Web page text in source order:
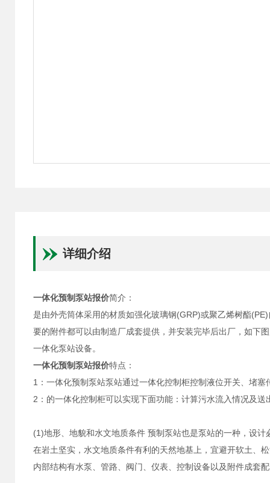
详细介绍
一体化预制泵站报价简介：
是由外壳筒体采用的材质如强化玻璃钢(GRP)或聚乙烯树酯
要的附件都可以由制造厂成套提供，并安装完毕后出厂，如下
一体化泵站设备。
一体化预制泵站报价特点：
1：一体化预制泵站泵站通过一体化控制柜控制液位开关、堵
2：的一体化控制柜可以实现下面功能：计算污水流入情况及
(1)地形、地貌和水文地质条件 预制泵站也是泵站的一种，设
在岩土坚实，水文地质条件有利的天然地基上，宜避开软土、
内部结构有水泵、管路、阀门、仪表、控制设备以及附件成套